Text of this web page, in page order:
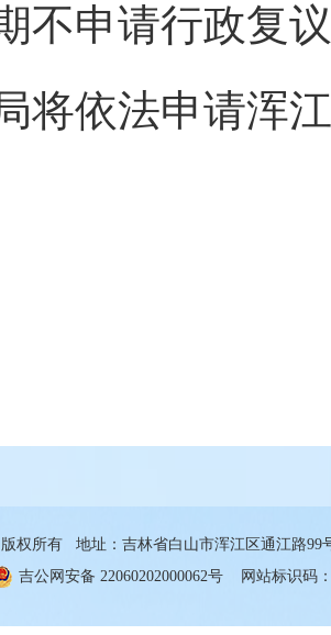
申请行政复议
将依法申请浑
权所有 地址：吉林省白山市浑江区通江路99
吉公网安备 22060202000062号 网站标识码